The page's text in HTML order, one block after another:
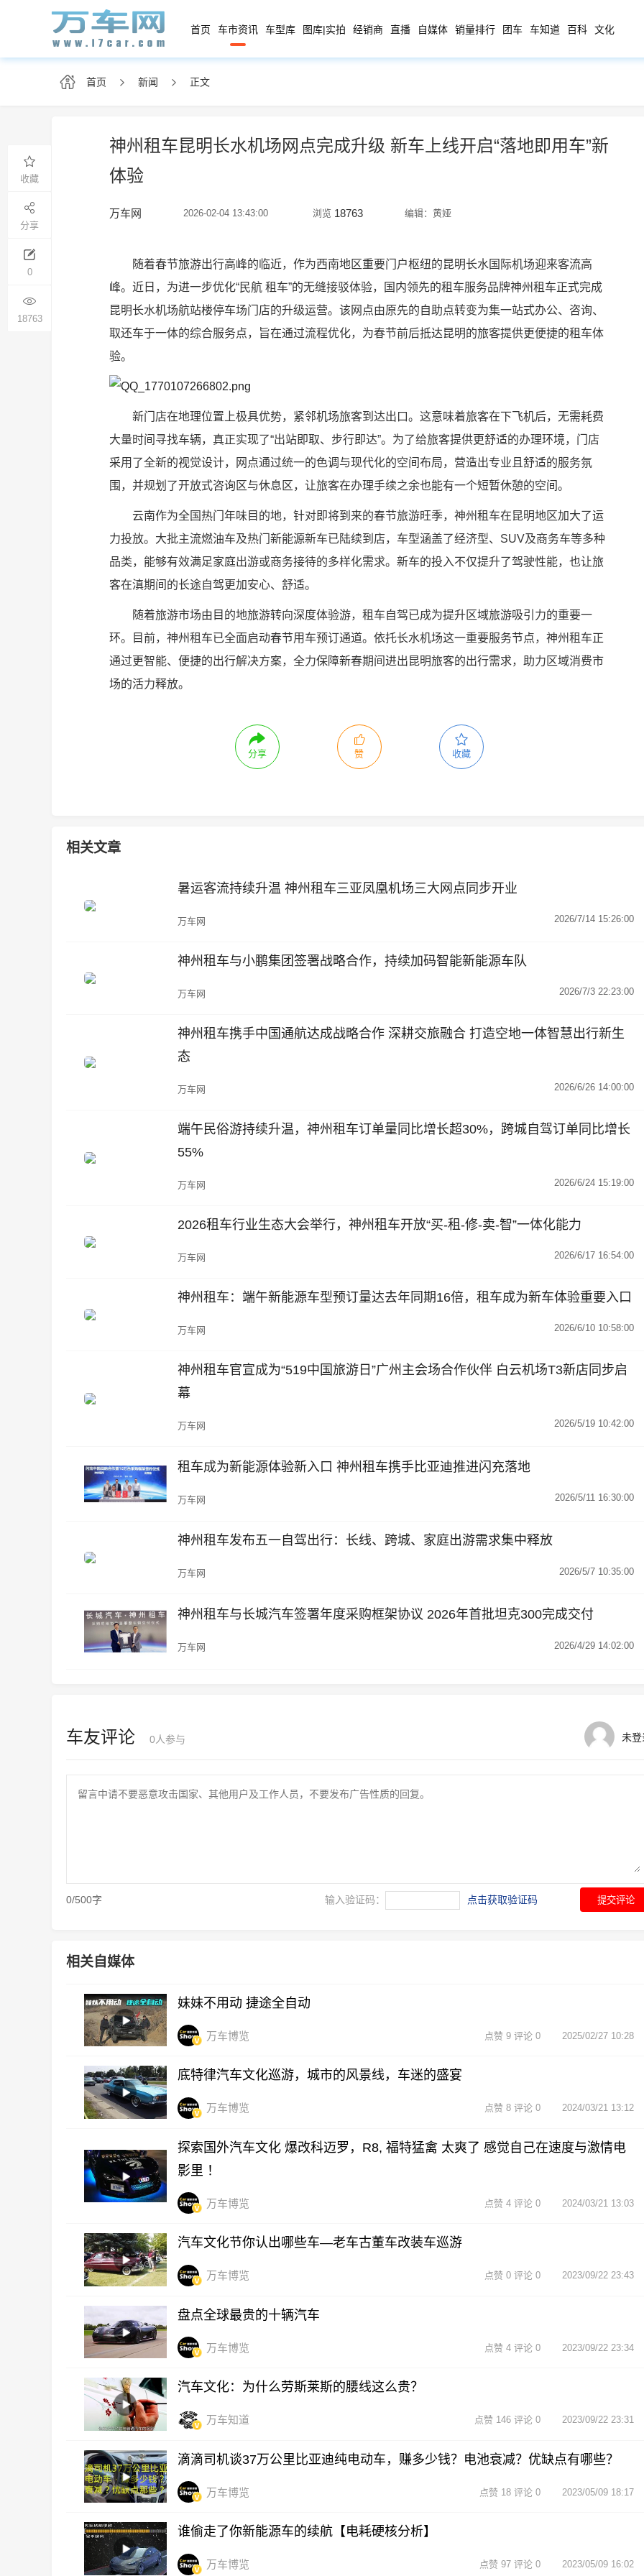
首页 车市资讯 车型库 图库|实拍 经销商 直播 自媒体 销量排行 团车 车知道 百科 文化
首页 新闻 正文
神州租车昆明长水机场网点完成升级 新车上线开启“落地即用车”新
体验
万车网 2026-02-04 13:43:00 浏览 18763 编辑：黄娅
收藏
分享
0
18763
随着春节旅游出行高峰的临近，作为西南地区重要门户枢纽的昆明长水国际机场迎来客流高
峰。近日，为进一步优化“民航 租车”的无缝接驳体验，国内领先的租车服务品牌神州租车正式完成
昆明长水机场航站楼停车场门店的升级运营。该网点由原先的自助点转变为集一站式办公、咨询、
取还车于一体的综合服务点，旨在通过流程优化，为春节前后抵达昆明的旅客提供更便捷的租车体
验。
新门店在地理位置上极具优势，紧邻机场旅客到达出口。这意味着旅客在下飞机后，无需耗费
大量时间寻找车辆，真正实现了“出站即取、步行即达”。为了给旅客提供更舒适的办理环境，门店
采用了全新的视觉设计，网点通过统一的色调与现代化的空间布局，营造出专业且舒适的服务氛
围，并规划了开放式咨询区与休息区，让旅客在办理手续之余也能有一个短暂休憩的空间。
云南作为全国热门年味目的地，针对即将到来的春节旅游旺季，神州租车在昆明地区加大了运
力投放。大批主流燃油车及热门新能源新车已陆续到店，车型涵盖了经济型、SUV及商务车等多种
品类，能够有效满足家庭出游或商务接待的多样化需求。新车的投入不仅提升了驾驶性能，也让旅
客在滇期间的长途自驾更加安心、舒适。
随着旅游市场由目的地旅游转向深度体验游，租车自驾已成为提升区域旅游吸引力的重要一
环。目前，神州租车已全面启动春节用车预订通道。依托长水机场这一重要服务节点，神州租车正
通过更智能、便捷的出行解决方案，全力保障新春期间进出昆明旅客的出行需求，助力区域消费市
场的活力释放。
分享 赞 收藏
相关文章
暑运客流持续升温 神州租车三亚凤凰机场三大网点同步开业
万车网 2026/7/14 15:26:00
神州租车与小鹏集团签署战略合作，持续加码智能新能源车队
万车网 2026/7/3 22:23:00
神州租车携手中国通航达成战略合作 深耕交旅融合 打造空地一体智慧出行新生
态
万车网 2026/6/26 14:00:00
端午民俗游持续升温，神州租车订单量同比增长超30%，跨城自驾订单同比增长
55%
万车网 2026/6/24 15:19:00
2026租车行业生态大会举行，神州租车开放“买-租-修-卖-智”一体化能力
万车网 2026/6/17 16:54:00
神州租车：端午新能源车型预订量达去年同期16倍，租车成为新车体验重要入口
万车网 2026/6/10 10:58:00
神州租车官宣成为“519中国旅游日”广州主会场合作伙伴 白云机场T3新店同步启
幕
万车网 2026/5/19 10:42:00
租车成为新能源体验新入口 神州租车携手比亚迪推进闪充落地
万车网 2026/5/11 16:30:00
神州租车发布五一自驾出行：长线、跨城、家庭出游需求集中释放
万车网 2026/5/7 10:35:00
神州租车与长城汽车签署年度采购框架协议 2026年首批坦克300完成交付
万车网 2026/4/29 14:02:00
未登
车友评论 0 人参与
0/500字 输入验证码： 点击获取验证码 提交评论
相关自媒体
妹妹不用动 捷途全自动
万车博览 2025/02/27 10:28
点赞 9 评论 0
底特律汽车文化巡游，城市的风景线，车迷的盛宴
万车博览 2024/03/21 13:12
点赞 8 评论 0
探索国外汽车文化 爆改科迈罗，R8, 福特猛禽 太爽了 感觉自己在速度与激情电
影里 ！
万车博览 2024/03/21 13:03
点赞 4 评论 0
汽车文化节你认出哪些车—老车古董车改装车巡游
万车博览 2023/09/22 23:43
点赞 0 评论 0
盘点全球最贵的十辆汽车
万车博览 2023/09/22 23:34
点赞 4 评论 0
汽车文化：为什么劳斯莱斯的腰线这么贵？
万车知道 2023/09/22 23:31
点赞 146 评论 0
滴滴司机谈37万公里比亚迪纯电动车，赚多少钱？电池衰减？优缺点有哪些？
万车博览 2023/05/09 18:17
点赞 18 评论 0
谁偷走了你新能源车的续航【电耗硬核分析】
万车博览 2023/05/09 16:02
点赞 97 评论 0